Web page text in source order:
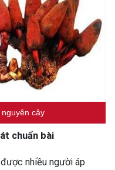
cây
chuẩn bài
nhiều người áp